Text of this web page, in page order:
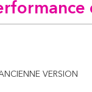
VERSION